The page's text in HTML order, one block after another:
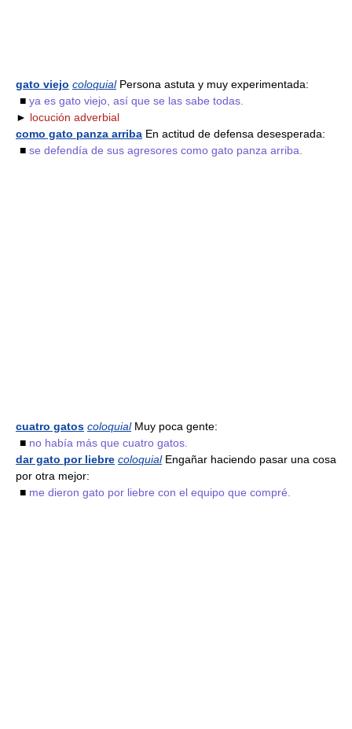
gato viejo coloquialPersona astuta y muy experimentada:
■ ya es gato viejo, así que se las sabe todas.
► locución adverbial
como gato panza arriba En actitud de defensa desesperada:
■ se defendía de sus agresores como gato panza arriba.
cuatro gatos coloquialMuy poca gente:
■ no había más que cuatro gatos.
dar gato por liebre coloquialEngañar haciendo pasar una cosa
por otra mejor:
■ me dieron gato por liebre con el equipo que compré.